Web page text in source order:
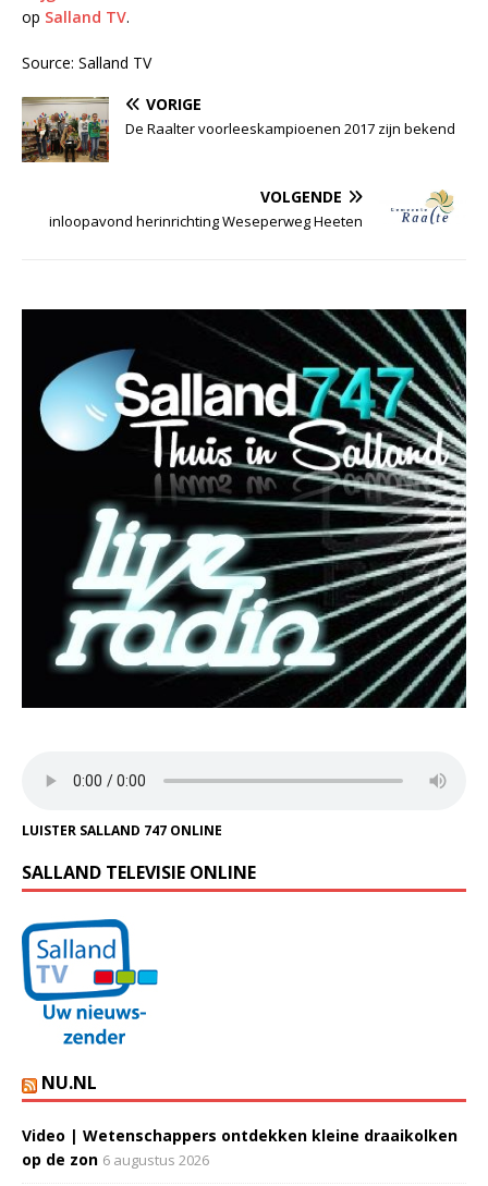
op Salland TV.
Source: Salland TV
VORIGE
De Raalter voorleeskampioenen 2017 zijn bekend
VOLGENDE
inloopavond herinrichting Weseperweg Heeten
LUISTER SALLAND 747 ONLINE
SALLAND TELEVISIE ONLINE
NU.NL
Video | Wetenschappers ontdekken kleine draaikolken
op de zon 6 augustus 2026